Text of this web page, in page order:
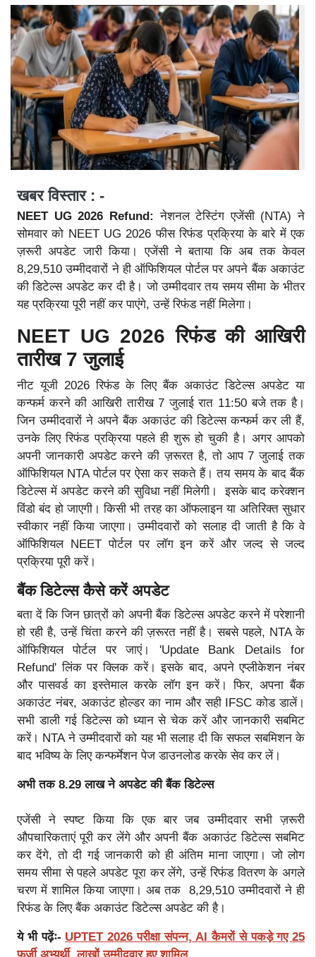
खबर विस्तार : -
NEET UG 2026 Refund:नेशनल टेस्टिंग एजेंसी (NTA) ने
सोमवार को NEET UG 2026 फीस रिफंड प्रक्रिया के बारे में एक
ज़रूरी अपडेट जारी किया। एजेंसी ने बताया कि अब तक केवल
8,29,510 उम्मीदवारों ने ही ऑफिशियल पोर्टल पर अपने बैंक अकाउंट
की डिटेल्स अपडेट कर दी है। जो उम्मीदवार तय समय सीमा के भीतर
यह प्रक्रिया पूरी नहीं कर पाएंगे, उन्हें रिफंड नहीं मिलेगा।
NEET UG 2026 रिफंड की आखिरी
तारीख 7 जुलाई
नीट यूजी 2026 रिफंड के लिए बैंक अकाउंट डिटेल्स अपडेट या
कन्फर्म करने की आखिरी तारीख 7 जुलाई रात 11:50 बजे तक है।
जिन उम्मीदवारों ने अपने बैंक अकाउंट की डिटेल्स कन्फर्म कर ली हैं,
उनके लिए रिफंड प्रक्रिया पहले ही शुरू हो चुकी है। अगर आपको
अपनी जानकारी अपडेट करने की ज़रूरत है, तो आप 7 जुलाई तक
ऑफिशियल NTA पोर्टल पर ऐसा कर सकते हैं। तय समय के बाद बैंक
डिटेल्स में अपडेट करने की सुविधा नहीं मिलेगी। इसके बाद करेक्शन
विंडो बंद हो जाएगी। किसी भी तरह का ऑफलाइन या अतिरिक्त सुधार
स्वीकार नहीं किया जाएगा। उम्मीदवारों को सलाह दी जाती है कि वे
ऑफिशियल NEET पोर्टल पर लॉग इन करें और जल्द से जल्द
प्रक्रिया पूरी करें।
बैंक डिटेल्स कैसे करें अपडेट
बता दें कि जिन छात्रों को अपनी बैंक डिटेल्स अपडेट करने में परेशानी
हो रही है, उन्हें चिंता करने की ज़रूरत नहीं है। सबसे पहले, NTA के
ऑफिशियल पोर्टल पर जाएं। 'Update Bank Details for
Refund' लिंक पर क्लिक करें। इसके बाद, अपने एप्लीकेशन नंबर
और पासवर्ड का इस्तेमाल करके लॉग इन करें। फिर, अपना बैंक
अकाउंट नंबर, अकाउंट होल्डर का नाम और सही IFSC कोड डालें।
सभी डाली गई डिटेल्स को ध्यान से चेक करें और जानकारी सबमिट
करें। NTA ने उम्मीदवारों को यह भी सलाह दी कि सफल सबमिशन के
बाद भविष्य के लिए कन्फर्मेशन पेज डाउनलोड करके सेव कर लें।
अभी तक 8.29 लाख ने अपडेट की बैंक डिटेल्स
एजेंसी ने स्पष्ट किया कि एक बार जब उम्मीदवार सभी ज़रूरी
औपचारिकताएं पूरी कर लेंगे और अपनी बैंक अकाउंट डिटेल्स सबमिट
कर देंगे, तो दी गई जानकारी को ही अंतिम माना जाएगा। जो लोग
समय सीमा से पहले अपडेट पूरा कर लेंगे, उन्हें रिफंड वितरण के अगले
चरण में शामिल किया जाएगा। अब तक 8,29,510 उम्मीदवारों ने ही
रिफंड के लिए बैंक अकाउंट डिटेल्स अपडेट की है।
ये भी पढ़ेंः- UPTET 2026 परीक्षा संपन्न, AI कैमरों से पकड़े गए 25